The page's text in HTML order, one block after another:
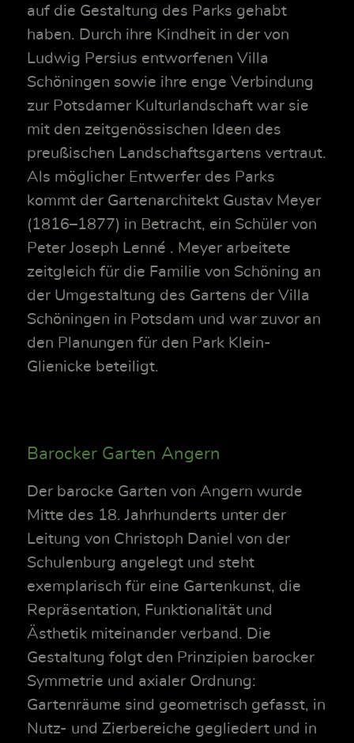
auf die Gestaltung des Parks gehabt
haben. Durch ihre Kindheit in der von
Ludwig Persius entworfenen Villa
Schöningen sowie ihre enge Verbindung
zur Potsdamer Kulturlandschaft war sie
mit den zeitgenössischen Ideen des
preußischen Landschaftsgartens vertraut.
Als möglicher Entwerfer des Parks
kommt der Gartenarchitekt Gustav Meyer
(1816–1877) in Betracht, ein Schüler von
Peter Joseph Lenné . Meyer arbeitete
zeitgleich für die Familie von Schöning an
der Umgestaltung des Gartens der Villa
Schöningen in Potsdam und war zuvor an
den Planungen für den Park Klein-
Glienicke beteiligt.
Barocker Garten Angern
Der barocke Garten von Angern wurde
Mitte des 18. Jahrhunderts unter der
Leitung von Christoph Daniel von der
Schulenburg angelegt und steht
exemplarisch für eine Gartenkunst, die
Repräsentation, Funktionalität und
Ästhetik miteinander verband. Die
Gestaltung folgt den Prinzipien barocker
Symmetrie und axialer Ordnung:
Gartenräume sind geometrisch gefasst, in
Nutz- und Zierbereiche gegliedert und in